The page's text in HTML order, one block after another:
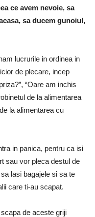
ce avem nevoie, sa
sa ducem gunoiul,
lucrurile in ordinea in
de plecare, incep
“Oare am inchis
de la alimentarea
la alimentarea cu
in panica, pentru ca isi
sau vor pleca destul de
lasi bagajele si sa te
care ti-au scapat.
de aceste griji